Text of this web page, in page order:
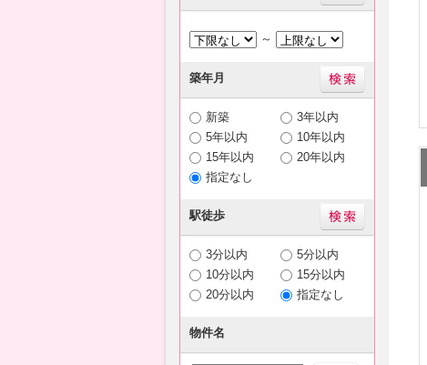
～
築年月
新築
3年以内
5年以内
10年以内
15年以内
20年以内
指定なし
駅徒歩
3分以内
5分以内
10分以内
15分以内
20分以内
指定なし
物件名